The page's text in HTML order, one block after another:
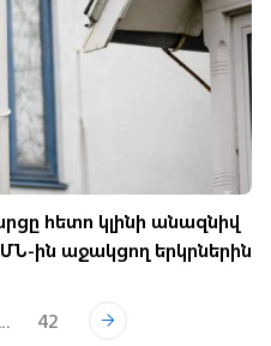
հետո կլինի անազնիվ
ին աջակցող երկրներին
... 42